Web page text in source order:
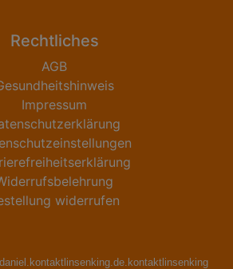
Rechtliches
AGB
Impressum
widerrufen